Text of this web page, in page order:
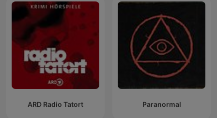
ARD Radio Tatort Paranormal